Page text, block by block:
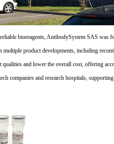
bioreagents, AntibodySystem SAS was
multiple product developments, including
qualities and lower the overall cost, offering
companies and research hospitals,